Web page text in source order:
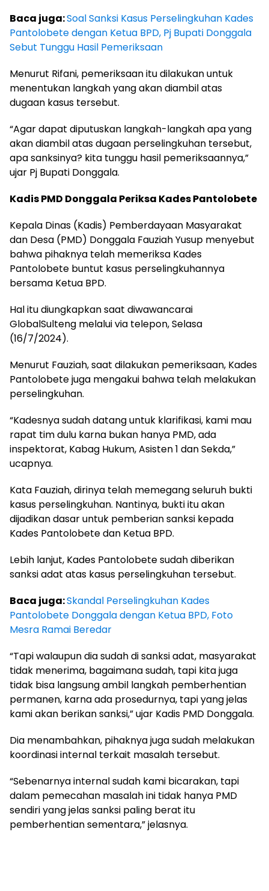
Baca juga:Soal Sanksi Kasus Perselingkuhan Kades
Pantolobete dengan Ketua BPD, Pj Bupati Donggala
Sebut Tunggu Hasil Pemeriksaan
Menurut Rifani, pemeriksaan itu dilakukan untuk
menentukan langkah yang akan diambil atas
dugaan kasus tersebut.
“Agar dapat diputuskan langkah-langkah apa yang
akan diambil atas dugaan perselingkuhan tersebut,
apa sanksinya? kita tunggu hasil pemeriksaannya,”
ujar Pj Bupati Donggala.
Kadis PMD Donggala Periksa Kades Pantolobete
Kepala Dinas (Kadis) Pemberdayaan Masyarakat
dan Desa (PMD) Donggala Fauziah Yusup menyebut
bahwa pihaknya telah memeriksa Kades
Pantolobete buntut kasus perselingkuhannya
bersama Ketua BPD.
Hal itu diungkapkan saat diwawancarai
GlobalSulteng melalui via telepon, Selasa
(16/7/2024).
Menurut Fauziah, saat dilakukan pemeriksaan, Kades
Pantolobete juga mengakui bahwa telah melakukan
perselingkuhan.
“Kadesnya sudah datang untuk klarifikasi, kami mau
rapat tim dulu karna bukan hanya PMD, ada
inspektorat, Kabag Hukum, Asisten 1 dan Sekda,”
ucapnya.
Kata Fauziah, dirinya telah memegang seluruh bukti
kasus perselingkuhan. Nantinya, bukti itu akan
dijadikan dasar untuk pemberian sanksi kepada
Kades Pantolobete dan Ketua BPD.
Lebih lanjut, Kades Pantolobete sudah diberikan
sanksi adat atas kasus perselingkuhan tersebut.
Baca juga:Skandal Perselingkuhan Kades
Pantolobete Donggala dengan Ketua BPD, Foto
Mesra Ramai Beredar
“Tapi walaupun dia sudah di sanksi adat, masyarakat
tidak menerima, bagaimana sudah, tapi kita juga
tidak bisa langsung ambil langkah pemberhentian
permanen, karna ada prosedurnya, tapi yang jelas
kami akan berikan sanksi,” ujar Kadis PMD Donggala.
Dia menambahkan, pihaknya juga sudah melakukan
koordinasi internal terkait masalah tersebut.
“Sebenarnya internal sudah kami bicarakan, tapi
dalam pemecahan masalah ini tidak hanya PMD
sendiri yang jelas sanksi paling berat itu
pemberhentian sementara,” jelasnya.